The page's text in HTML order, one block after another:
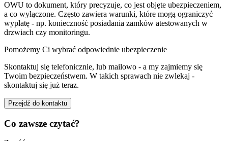
OWU to dokument, który precyzuje, co jest objęte ubezpieczeniem,
a co wyłączone. Często zawiera warunki, które mogą ograniczyć
wypłatę - np. konieczność posiadania zamków atestowanych w
drzwiach czy monitoringu.
Pomożemy Ci wybrać odpowiednie ubezpieczenie
Skontaktuj się telefonicznie, lub mailowo - a my zajmiemy się
Twoim bezpieczeństwem. W takich sprawach nie zwlekaj -
skontaktuj się już teraz.
Przejdź do kontaktu
Co zawsze czytać?